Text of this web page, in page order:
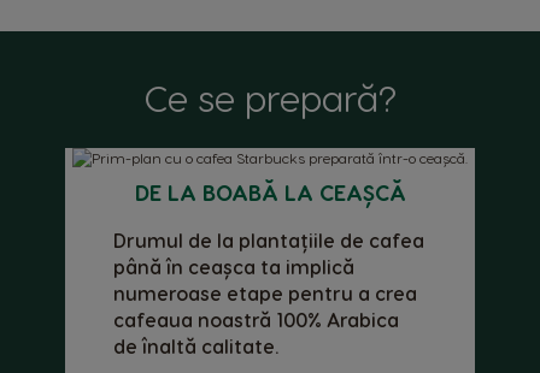
Ce se prepară?
DE LA BOABĂ LA CEAȘCĂ
Drumul de la plantațiile de cafea
până în ceașca ta implică
numeroase etape pentru a crea
cafeaua noastră 100% Arabica
de înaltă calitate.